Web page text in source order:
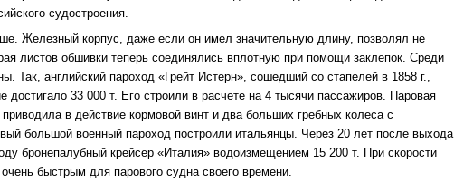
судостроения.
Железный корпус, даже если он имел значительную длину, позволял не
листов обшивки теперь соединялись вплотную при помощи заклепок. Среди
Так, английский пароход «Грейт Истерн», сошедший со стапелей в 1858 г.,
33 000 т. Его строили в расчете на 4 тысячи пассажиров. Паровая
в действие кормовой винт и два больших гребных колеса с
большой военный пароход построили итальянцы. Через 20 лет после выхода
бронепалубный крейсер «Италия» водоизмещением 15 200 т. При скорости
быстрым для парового судна своего времени.